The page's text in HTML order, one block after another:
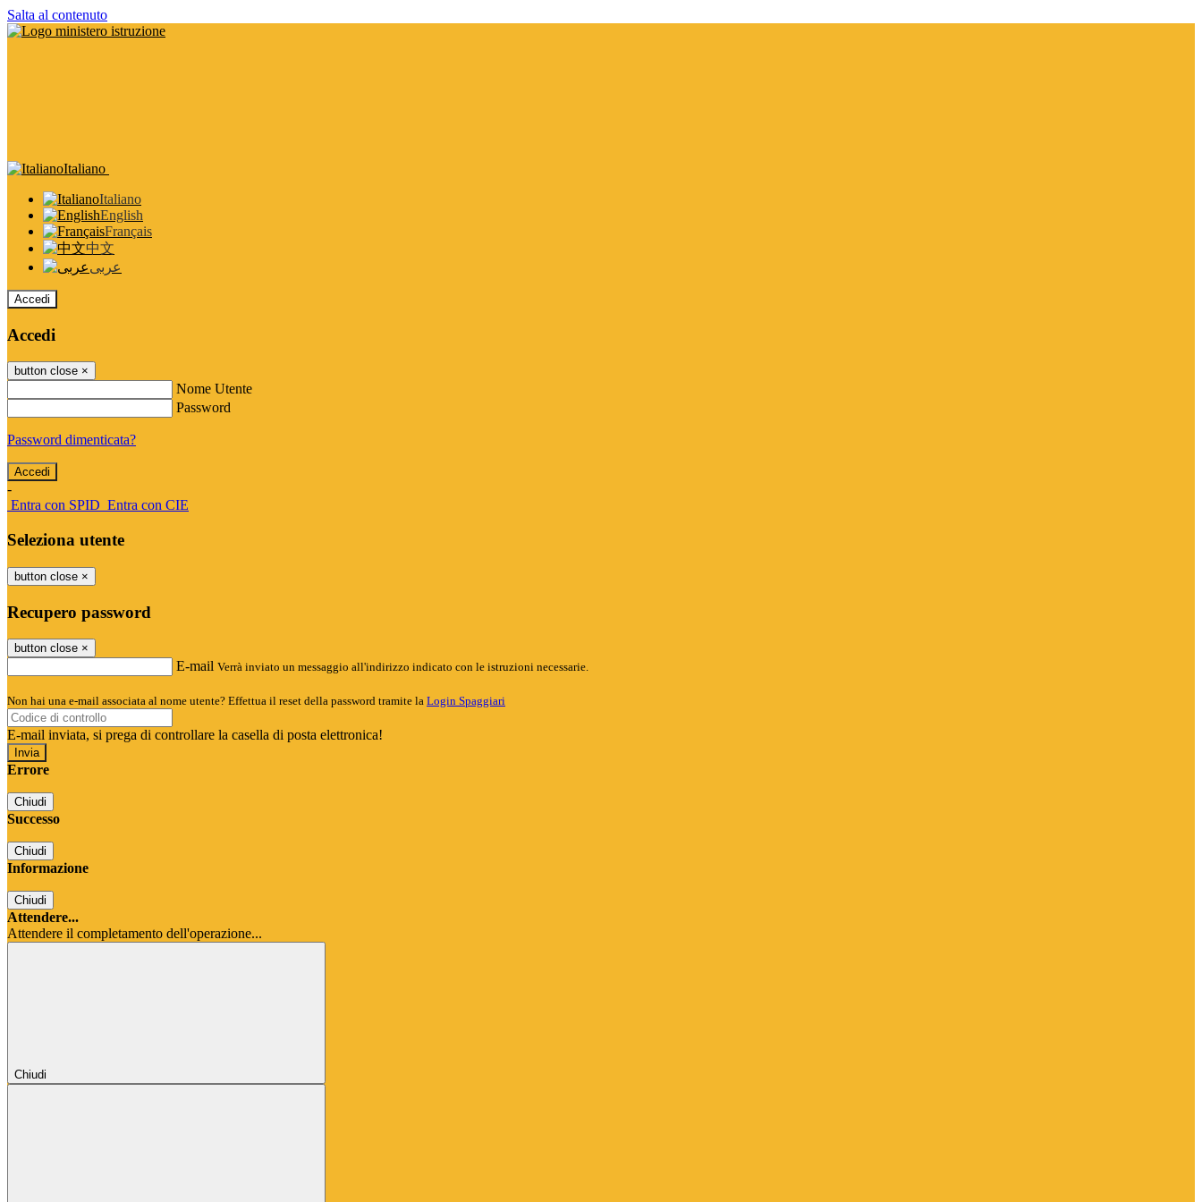
Salta al contenuto
Italiano
Italiano
English
Français
中文
عربى
Accedi
Accedi
button close ×
Nome Utente
Password
Password dimenticata?
-
Entra con SPID Entra con CIE
Seleziona utente
button close ×
Recupero password
button close ×
E-mail Verrà inviato un messaggio all'indirizzo indicato con le istruzioni necessarie.
Non hai una e-mail associata al nome utente? Effettua il reset della password tramite la Login Spaggiari
E-mail inviata, si prega di controllare la casella di posta elettronica!
Errore
Chiudi
Successo
Chiudi
Informazione
Chiudi
Attendere...
Attendere il completamento dell'operazione...
Chiudi